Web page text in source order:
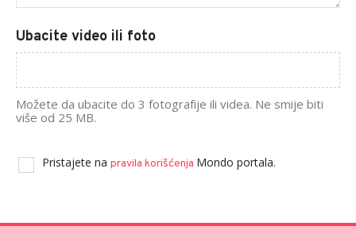
Ubacite video ili foto
Možete da ubacite do 3 fotografije ili videa. Ne smije biti
više od 25 MB.
Pristajete na pravila korišćenja Mondo portala.